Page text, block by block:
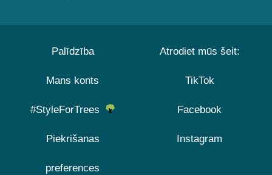
Palīdzība
Mans konts
#StyleForTrees
Piekrišanas
preferences
Atrodiet mūs šeit:
TikTok
Facebook
Instagram